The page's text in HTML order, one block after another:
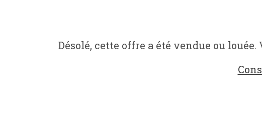
Désolé, cette offre a été vendue ou